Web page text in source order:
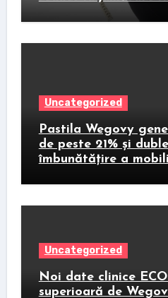
Uncategorized
Pastila Wegovy
de peste 21% și
îmbunătățire a
Uncategorized
Noi date clinice
superioară de